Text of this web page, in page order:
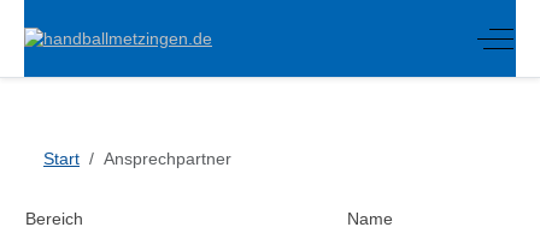
Off-
Start Ansprechpartner
Bereich Name